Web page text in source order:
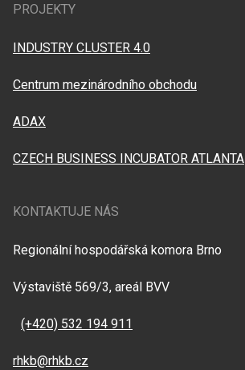
PROJEKTY
INDUSTRY CLUSTER 4.0
Centrum mezinárodního obchodu
ADAX
CZECH BUSINESS INCUBATOR ATLANTA
KONTAKTUJE NÁS
Regionální hospodářská komora Brno
Výstaviště 569/3, areál BVV
(+420) 532 194 911
rhkb@rhkb.cz